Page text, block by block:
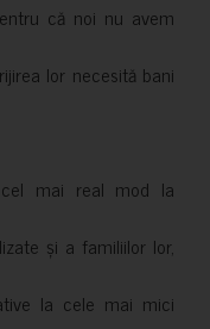
că noi nu avem
lor necesită bani
mai real mod la
și a familiilor lor,
la cele mai mici